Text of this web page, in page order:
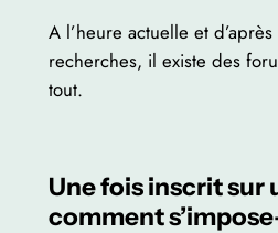
A l’heure actuelle et
recherches, il existe des
tout.
Une fois inscrit sur
comment